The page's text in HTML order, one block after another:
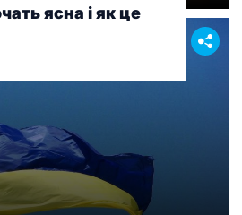
ясна і як це